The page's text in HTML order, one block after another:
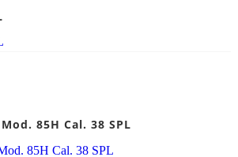
85H Cal. 38 SPL